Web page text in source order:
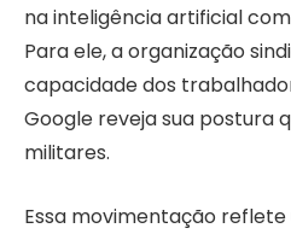
na inteligência artificial
Para ele, a organização
capacidade dos
Google reveja sua postura
militares.
Essa movimentação